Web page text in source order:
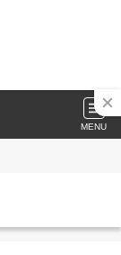
MENU